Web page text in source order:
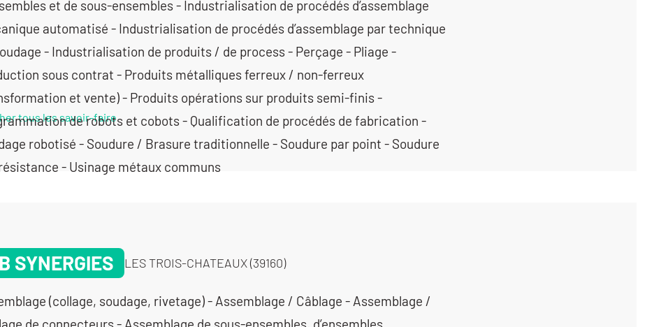
et de sous-ensembles - Industrialisation de procédés d’assemblage
automatisé - Industrialisation de procédés d’assemblage par technique
- Industrialisation de produits / de process - Perçage - Pliage -
sous contrat - Produits métalliques ferreux / non-ferreux
et vente) - Produits opérations sur produits semi-finis -
de robots et cobots - Qualification de procédés de fabrication -
robotisé - Soudure / Brasure traditionnelle - Soudure par point - Soudure
- Usinage métaux communs
tous les savoir-faire
SYNERGIES LES TROIS-CHATEAUX (39160)
(collage, soudage, rivetage) - Assemblage / Câblage - Assemblage /